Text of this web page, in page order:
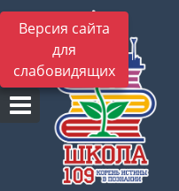
Версия сайта
для
слабовидящих